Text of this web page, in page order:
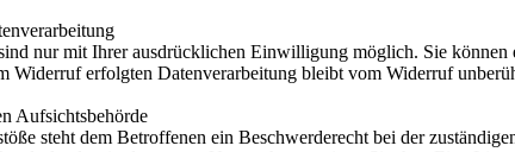
nur mit Ihrer ausdrücklichen Einwilligung möglich. Sie
Widerruf erfolgten Datenverarbeitung bleibt vom Widerruf
Aufsichtsbehörde
steht dem Betroffenen ein Beschwerderecht bei der